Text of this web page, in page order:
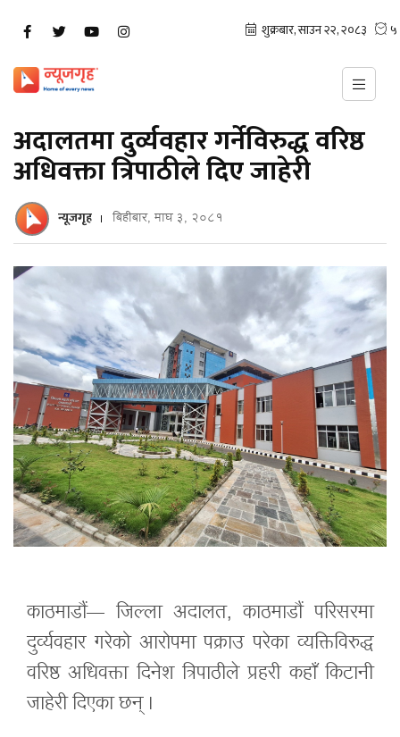
अदालतमा दुर्व्यवहार गर्नेविरुद्ध वरिष्ठ
अधिवक्ता त्रिपाठीले दिए जाहेरी
न्यूजगृह बिहीबार, माघ ३, २०८१
काठमाडौं— जिल्ला अदालत, काठमाडौं परिसरमा
दुर्व्यवहार गरेको आरोपमा पक्राउ परेका व्यक्तिविरुद्ध
वरिष्ठ अधिवक्ता दिनेश त्रिपाठीले प्रहरी कहाँ किटानी
जाहेरी दिएका छन् ।